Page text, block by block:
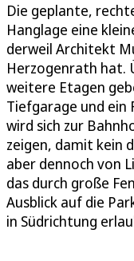
Die geplante,
Hanglage eine
derweil Architekt
Herzogenrath hat.
weitere Etagen
Tiefgarage und ein
wird sich zur
zeigen, damit kein
aber dennoch von
das durch große
Ausblick auf die
in Südrichtung